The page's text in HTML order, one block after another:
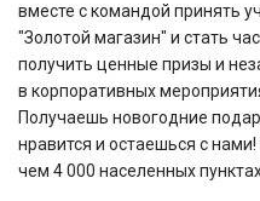
вместе с командой принять
"Золотой магазин" и стать
получить ценные призы и
в корпоративных
Получаешь новогодние
нравится и остаешься с
чем 4 000 населенных